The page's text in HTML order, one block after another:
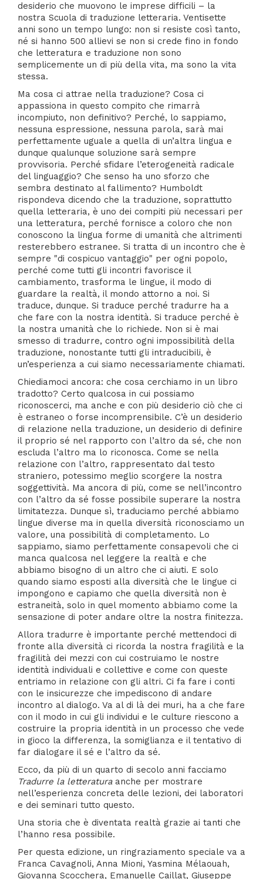
desiderio che muovono le imprese difficili – la
nostra Scuola di traduzione letteraria. Ventisette
anni sono un tempo lungo: non si resiste così tanto,
né si hanno 500 allievi se non si crede fino in fondo
che letteratura e traduzione non sono
semplicemente un di più della vita, ma sono la vita
stessa.
Ma cosa ci attrae nella traduzione? Cosa ci
appassiona in questo compito che rimarrà
incompiuto, non definitivo? Perché, lo sappiamo,
nessuna espressione, nessuna parola, sarà mai
perfettamente uguale a quella di un’altra lingua e
dunque qualunque soluzione sarà sempre
provvisoria. Perché sfidare l’eterogeneità radicale
del linguaggio? Che senso ha uno sforzo che
sembra destinato al fallimento? Humboldt
rispondeva dicendo che la traduzione, soprattutto
quella letteraria, è uno dei compiti più necessari per
una letteratura, perché fornisce a coloro che non
conoscono la lingua forme di umanità che altrimenti
resterebbero estranee. Si tratta di un incontro che è
sempre "di cospicuo vantaggio" per ogni popolo,
perché come tutti gli incontri favorisce il
cambiamento, trasforma le lingue, il modo di
guardare la realtà, il mondo attorno a noi. Si
traduce, dunque. Si traduce perché tradurre ha a
che fare con la nostra identità. Si traduce perché è
la nostra umanità che lo richiede. Non si è mai
smesso di tradurre, contro ogni impossibilità della
traduzione, nonostante tutti gli intraducibili, è
un’esperienza a cui siamo necessariamente chiamati.
Chiediamoci ancora: che cosa cerchiamo in un libro
tradotto? Certo qualcosa in cui possiamo
riconoscerci, ma anche e con più desiderio ciò che ci
è estraneo o forse incomprensibile. C’è un desiderio
di relazione nella traduzione, un desiderio di definire
il proprio sé nel rapporto con l’altro da sé, che non
escluda l’altro ma lo riconosca. Come se nella
relazione con l’altro, rappresentato dal testo
straniero, potessimo meglio scorgere la nostra
soggettività. Ma ancora di più, come se nell’incontro
con l’altro da sé fosse possibile superare la nostra
limitatezza. Dunque sì, traduciamo perché abbiamo
lingue diverse ma in quella diversità riconosciamo un
valore, una possibilità di completamento. Lo
sappiamo, siamo perfettamente consapevoli che ci
manca qualcosa nel leggere la realtà e che
abbiamo bisogno di un altro che ci aiuti. E solo
quando siamo esposti alla diversità che le lingue ci
impongono e capiamo che quella diversità non è
estraneità, solo in quel momento abbiamo come la
sensazione di poter andare oltre la nostra finitezza.
Allora tradurre è importante perché mettendoci di
fronte alla diversità ci ricorda la nostra fragilità e la
fragilità dei mezzi con cui costruiamo le nostre
identità individuali e collettive e come con queste
entriamo in relazione con gli altri. Ci fa fare i conti
con le insicurezze che impediscono di andare
incontro al dialogo. Va al di là dei muri, ha a che fare
con il modo in cui gli individui e le culture riescono a
costruire la propria identità in un processo che vede
in gioco la differenza, la somiglianza e il tentativo di
far dialogare il sé e l’altro da sé.
Ecco, da più di un quarto di secolo anni facciamo
Tradurre la letteraturaanche per mostrare
nell’esperienza concreta delle lezioni, dei laboratori
e dei seminari tutto questo.
Una storia che è diventata realtà grazie ai tanti che
l’hanno resa possibile.
Per questa edizione, un ringraziamento speciale va a
Franca Cavagnoli, Anna Mioni, Yasmina Mélaouah,
Giovanna Scocchera, Emanuelle Caillat, Giuseppe